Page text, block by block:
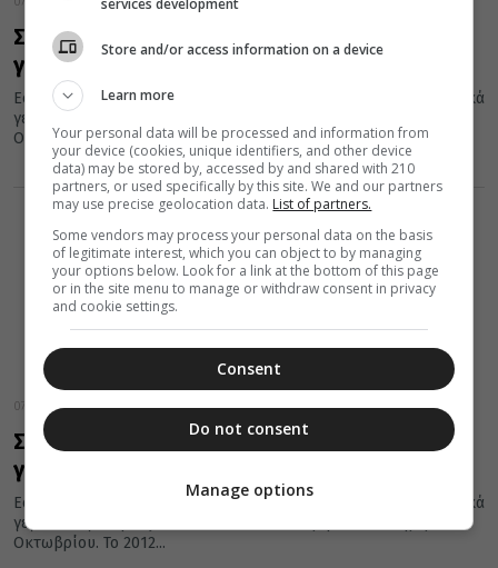
Σαν σήμερα 07 Οκτωβρίου, εορτές και
γεγονότα
Εορτές της Ορθοδοξίας, σημαντικά ιστορικά, πολιτικά, κοινωνικά
γεγονότα, γεννήσεις και θάνατοι που συνέβησαν σαν σήμερα 07
Οκτωβρίου. Το 2012...
07 Οκτωβρίου 2016
Σαν σήμερα 07 Οκτωβρίου: Εορτές και
γεγονότα
Εορτές της Ορθοδοξίας, σημαντικά ιστορικά, πολιτικά, κοινωνικά
γεγονότα, γεννήσεις και θάνατοι που συνέβησαν σαν σήμερα 07
Οκτωβρίου. Το 2012...
services development
Store and/or access information on a device
Learn more
Your personal data will be processed and information from
your device (cookies, unique identifiers, and other device
data) may be stored by, accessed by and shared with 210
partners, or used specifically by this site. We and our partners
may use precise geolocation data. List of partners.
Some vendors may process your personal data on the basis
of legitimate interest, which you can object to by managing
your options below. Look for a link at the bottom of this page
or in the site menu to manage or withdraw consent in privacy
and cookie settings.
Consent
Do not consent
Manage options